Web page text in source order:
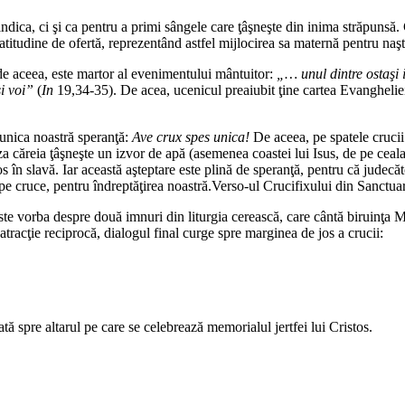
ci şi ca pentru a primi sângele care ţâşneşte din inima
de ofertă, reprezentând astfel mijlocirea sa maternă pentru
aceea, este martor al evenimentului mântuitor:
„… unul dintre ostaşi
voi” (In 19,34-35). De acea, ucenicul preaiubit ţine cartea
noastră speranţă: Ave crux spes unica! De aceea, pe spatele
căreia ţâşneşte un izvor de apă (asemenea coastei lui Isus, de pe
slavă. Iar această aşteptare este plină de speranţă, pentru că
cruce, pentru îndreptăţirea noastră.Verso-ul Crucifixului din
vorba despre două imnuri din liturgia cerească, care cântă biruinţa
reciprocă, dialogul final curge spre marginea de jos a crucii:
spre altarul pe care se celebrează memorialul jertfei lui Cristos.